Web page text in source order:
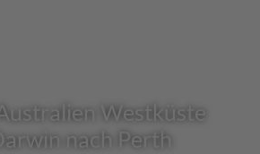
Australien Westküste
nach Perth